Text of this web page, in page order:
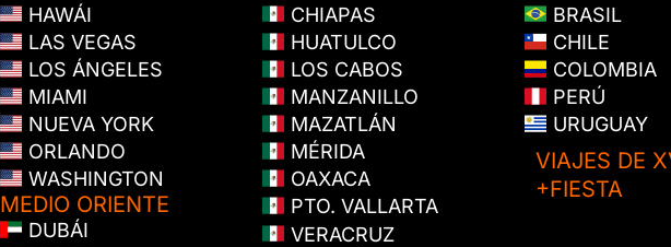
HAWÁI
LAS VEGAS
LOS ÁNGELES
MIAMI
NUEVA YORK
ORLANDO
WASHINGTON
MEDIO ORIENTE
DUBÁI
CHIAPAS
HUATULCO
LOS CABOS
MANZANILLO
MAZATLÁN
MÉRIDA
OAXACA
PTO. VALLARTA
VERACRUZ
BRASIL
CHILE
COLOMBIA
PERÚ
URUGUAY
VIAJES DE
+FIESTA